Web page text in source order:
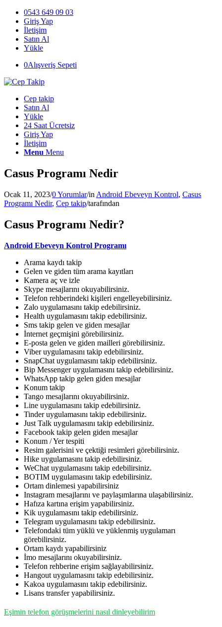
0543 649 09 03
Giriş Yap
İletişim
Satın Al
Yükle
0Alışveriş Sepeti
Cep takip
Satın Al
Yükle
24 Saat Ücretsiz
Giriş Yap
İletişim
Menu Menu
Casus Programı Nedir
Ocak 11, 2023/0 Yorumlar/in Android Ebeveyn Kontrol, Casus
Programı Nedir, Cep takip/tarafından
Casus Programı Nedir?
Android Ebeveyn Kontrol Programı
Arama kaydı takip
Gelen ve giden tüm arama kayıtları
Kamera aç ve izle
Skype mesajlarını okuyabilirsiniz.
Telefon rehberindeki kişileri engelleyebilirsiniz.
Zalo uygulamasını takip edebilirsiniz.
Health uygulamasını takip edebilirsiniz.
Sms takip gelen ve giden mesajlar
İnternet geçmişini görebilirsiniz.
E-posta gelen ve giden mailleri görebilirsiniz.
Viber uygulamasını takip edebilirsiniz.
SnapChat uygulamasını takip edebilirsiniz.
Bip Messenger uygulamasını takip edebilirsiniz.
WhatsApp takip gelen giden mesajlar
Konum takip
Tango mesajlarını okuyabilirsiniz.
Line uygulamasını takip edebilirsiniz.
Tinder uygulamasını takip edebilirsiniz.
Just Talk uygulamasını takip edebilirsiniz.
Facebook takip gelen giden mesajlar
Konum / Yer tespiti
Resim galerisini ve çektiği resimleri görebilirsiniz.
Hike uygulamasını takip edebilirsiniz.
WeChat uygulamasını takip edebilirsiniz.
BOTIM uygulamasını takip edebilirsiniz.
Ortam dinlemesi yapabilirsiniz
Instagram mesajlarını ve paylaşımlarına ulaşabilirsiniz.
Hafıza kartına erişim yapabilirsiniz.
Kik uygulamasını takip edebilirsiniz.
Telegram uygulamasını takip edebilirsiniz.
Telefondaki tüm yüklü ve yüklenmiş uygulamarı
görebilirsiniz.
Ortam kaydı yapabilirsiniz
İmo mesajlarını okuyabilirsiniz.
Telefon rehberine erişim sağlayabilirsiniz.
Hangout uygulamasını takip edebilirsiniz.
Kakoa uygulamasını takip edebilirsiniz.
Lisans transfer yapabilirsiniz.
Eşimin telefon görüşmelerini nasıl dinleyebilirim